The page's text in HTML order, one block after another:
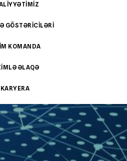
GÖSTƏRICILƏRI
KOMANDA
ƏLAQƏ
KARYERA